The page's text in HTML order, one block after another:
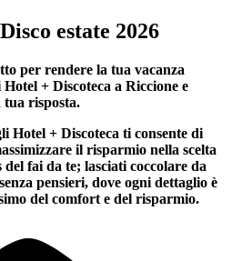
estate 2026
per rendere la tua vacanza
+ Discoteca a Riccione e
tua risposta.
Hotel + Discoteca ti consente di
il risparmio nella scelta
fai da te; lasciati coccolare da
pensieri, dove ogni dettaglio è
del comfort e del risparmio.